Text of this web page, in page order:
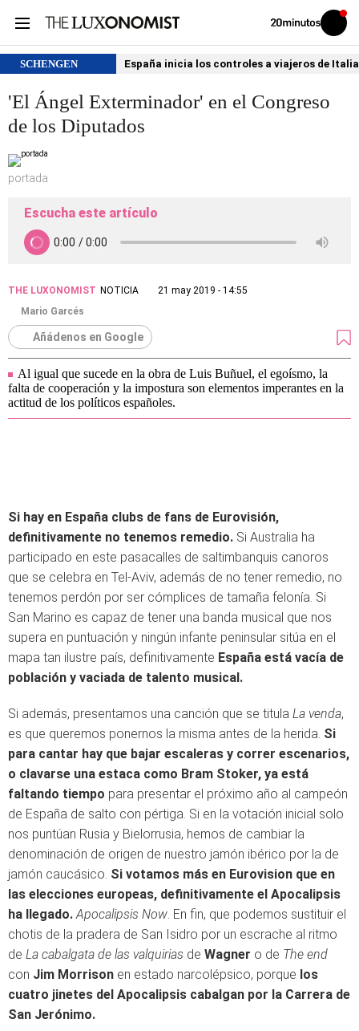
Volver
Iniciar
sesión
SCHENGEN España inicia los controles a viajeros de
'El Ángel Exterminador' en el Congreso
de los Diputados
portada
Escucha este artículo
THE LUXONOMIST NOTICIA
21 may 2019 - 14:55
Mario Garcés
Añádenos en Google
Al igual que sucede en la obra de Luis Buñuel, el egoísmo, la
falta de cooperación y la impostura son elementos imperantes en la
actitud de los políticos españoles.
Si hay en España clubs de fans de Eurovisión,
definitivamente no tenemos remedio. Si Australia ha
participado en este pasacalles de saltimbanquis canoros
que se celebra en Tel-Aviv, además de no tener remedio, no
tenemos perdón por ser cómplices de tamaña felonía. Si
San Marino es capaz de tener una banda musical que nos
supera en puntuación y ningún infante peninsular sitúa en el
mapa tan ilustre país, definitivamente España está vacía de
población y vaciada de talento musical.
Si además, presentamos una canción que se titula La venda,
es que queremos ponernos la misma antes de la herida. Si
para cantar hay que bajar escaleras y correr escenarios,
o clavarse una estaca como Bram Stoker, ya está
faltando tiempo para presentar el próximo año al campeón
de España de salto con pértiga. Si en la votación inicial solo
nos puntúan Rusia y Bielorrusia, hemos de cambiar la
denominación de origen de nuestro jamón ibérico por la de
jamón caucásico. Si votamos más en Eurovision que en
las elecciones europeas, definitivamente el Apocalipsis
ha llegado. Apocalipsis Now. En fin, que podemos sustituir el
chotis de la pradera de San Isidro por un escrache al ritmo
de La cabalgata de las valquirias de Wagner o de The end
con Jim Morrison en estado narcolépsico, porque los
cuatro jinetes del Apocalipsis cabalgan por la Carrera de
San Jerónimo.